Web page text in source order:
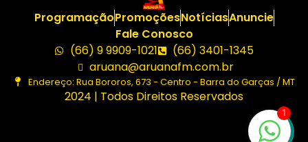
ProgramaçãoPromoçõesNotíciasAnuncie
Fale Conosco
(66) 9 9909-1021
(66) 3401-1345
aruana@aruanafm.com.br
Endereço: Rua Bororos, 673 - Centro - Barra do Garças / MT
2024 | Todos Direitos Reservados
1